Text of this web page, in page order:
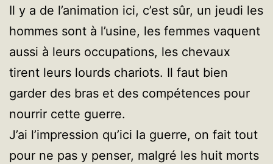
Il y a de l’animation ici, c’est sûr, un jeudi les
hommes sont à l’usine, les femmes vaquent
aussi à leurs occupations, les chevaux
tirent leurs lourds chariots. Il faut bien
garder des bras et des compétences pour
nourrir cette guerre.
J’ai l’impression qu’ici la guerre, on fait tout
pour ne pas y penser, malgré les huit morts